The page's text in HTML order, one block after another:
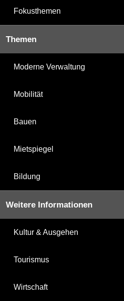
Fokusthemen
Themen
Moderne Verwaltung
Mobilität
Bauen
Mietspiegel
Bildung
Weitere Informationen
Kultur & Ausgehen
Tourismus
Wirtschaft